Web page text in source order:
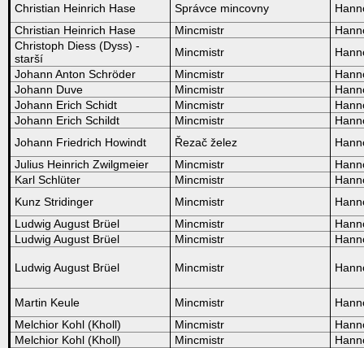
Christian Heinrich Hase
Správce mincovny
Christian Heinrich Hase
Mincmistr
Christoph Diess (Dyss) -
starší
Mincmistr
Johann Anton Schröder
Mincmistr
Johann Duve
Mincmistr
Johann Erich Schidt
Mincmistr
Johann Erich Schildt
Mincmistr
Johann Friedrich Howindt
Řezač želez
Julius Heinrich Zwilgmeier
Mincmistr
Karl Schlüter
Mincmistr
Kunz Stridinger
Mincmistr
Ludwig August Brüel
Mincmistr
Ludwig August Brüel
Mincmistr
Ludwig August Brüel Mincmistr
Martin Keule Mincmistr
Melchior Kohl (Kholl)
Mincmistr
Melchior Kohl (Kholl)
Mincmistr